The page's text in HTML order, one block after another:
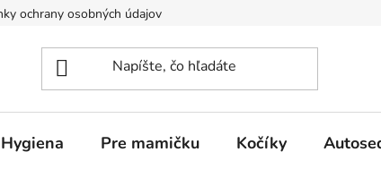
ochrany osobných údajov
Hygiena Pre mamičku Kočíky